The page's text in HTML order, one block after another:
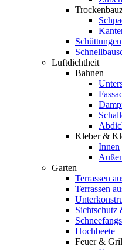
Schüttungen
Luftdichtheit
Bahnen
Kleber &
Innen
Garten
Terrassen
Terrassen
Sichtschutz
Hochbeete
Feuer &